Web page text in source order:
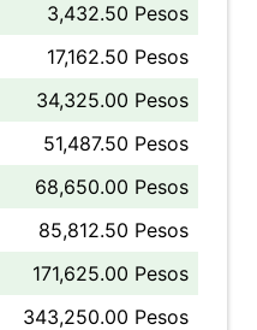
3,432.50 Pesos
17,162.50 Pesos
34,325.00 Pesos
51,487.50 Pesos
68,650.00 Pesos
85,812.50 Pesos
171,625.00 Pesos
343,250.00 Pesos